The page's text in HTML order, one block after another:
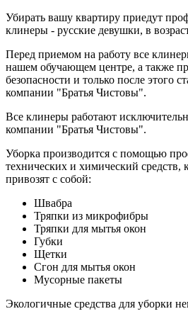
Убирать вашу квартиру приедут
клинеры - русские девушки, в
Перед приемом на работу все
нашем обучающем центре, а также
безопасности и только после этого
компании "Братья Чистовы".
Все клинеры работают
компании "Братья Чистовы".
Уборка производится с помощью
технических и химический
привозят с собой:
Швабра
Тряпки из микрофибры
Тряпки для мытья окон
Губки
Щетки
Сгон для мытья окон
Мусорные пакеты
Экологичные средства для уборки